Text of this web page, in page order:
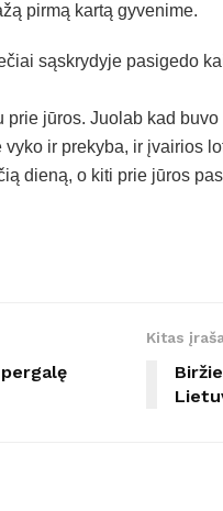
pirmą kartą gyvenime.
sąskrydyje pasigedo
jūros. Juolab kad
ir prekyba, ir įvairios
dieną, o kiti prie jūros
Kitas